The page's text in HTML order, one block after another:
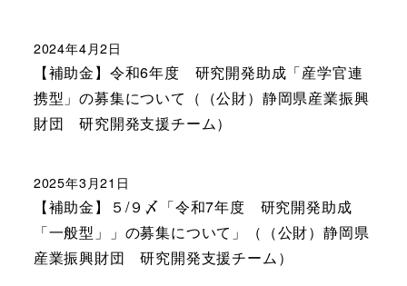
【補助金】令和6年度 研究開発助成「産学官連
携型」の募集について（（公財）静岡県産業振興
財団 研究開発支援チーム）
2024年4月2日
【補助金】５/９〆「令和7年度 研究開発助成
「一般型」」の募集について」（（公財）静岡県
産業振興財団 研究開発支援チーム）
2025年3月21日